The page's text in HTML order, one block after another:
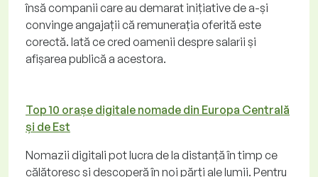
însă companii care au demarat inițiative de a-și
convinge angajații că remunerația oferită este
corectă. Iată ce cred oamenii despre salarii și
afișarea publică a acestora.
Top 10 orașe digitale nomade din Europa Centrală
și de Est
Nomazii digitali pot lucra de la distanță în timp ce
călătoresc și descoperă în noi părți ale lumii. Pentru